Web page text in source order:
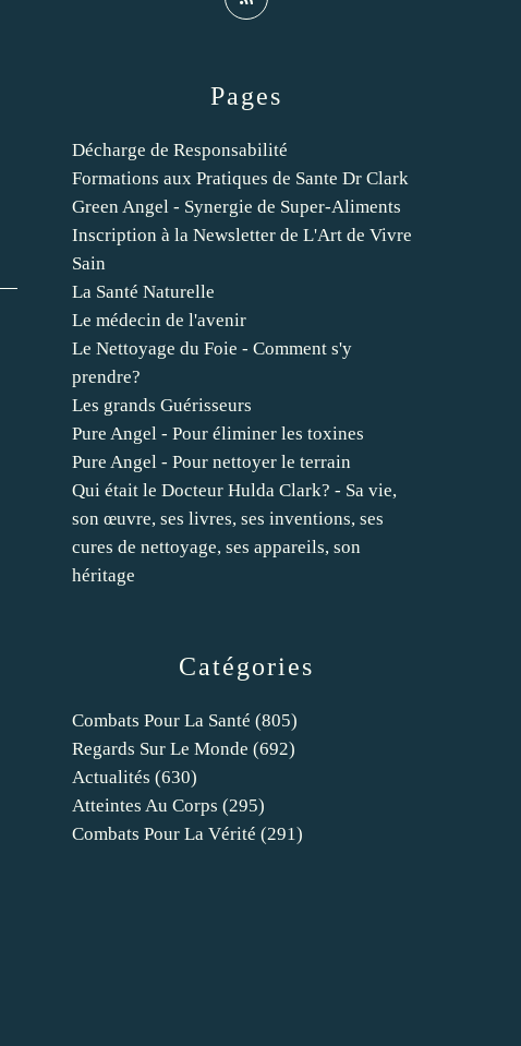
Catégories
Combats Pour La Santé (805)
Regards Sur Le Monde (692)
Actualités (630)
Atteintes Au Corps (295)
Combats Pour La Vérité (291)
Pages
Décharge de Responsabilité
Formations aux Pratiques de Sante Dr Clark
Green Angel - Synergie de Super-Aliments
Inscription à la Newsletter de L'Art de Vivre
Sain
La Santé Naturelle
Le médecin de l'avenir
Le Nettoyage du Foie - Comment s'y
prendre?
Les grands Guérisseurs
Pure Angel - Pour éliminer les toxines
Pure Angel - Pour nettoyer le terrain
Qui était le Docteur Hulda Clark? - Sa vie,
son œuvre, ses livres, ses inventions, ses
cures de nettoyage, ses appareils, son
héritage